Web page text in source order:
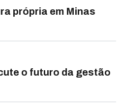
própria em Minas
o futuro da gestão